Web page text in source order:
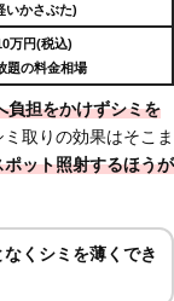
いかさぶた)
万円(税込)
題の料金相場
負担をかけずシミを
取りの効果はそこま
ポット照射するほうが
くシミを薄くでき